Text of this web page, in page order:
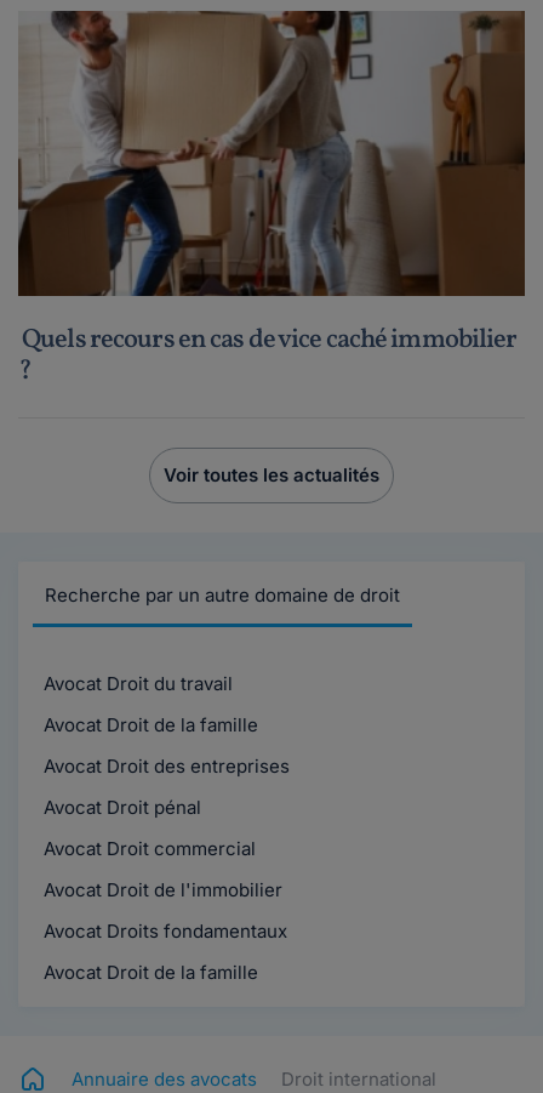
Quels recours en cas de vice caché immobilier
?
Voir toutes les actualités
Recherche par un autre domaine de droit
Avocat Droit du travail
Avocat Droit de la famille
Avocat Droit des entreprises
Avocat Droit pénal
Avocat Droit commercial
Avocat Droit de l'immobilier
Avocat Droits fondamentaux
Avocat Droit de la famille
Annuaire des avocats Droit international